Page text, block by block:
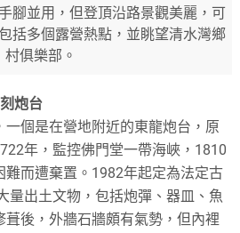
腳並用，但登頂沿路景觀美麗，可
括多個露營熱點，並眺望清水灣鄉
村俱樂部。
炮台
個是在營地附近的東龍炮台，原
年，監控佛門堂一帶海峽，1810
難而遭棄置。1982年起定為法定古
量出土文物，包括炮彈、器皿、魚
後，外牆石牆頗有氣勢，但內裡